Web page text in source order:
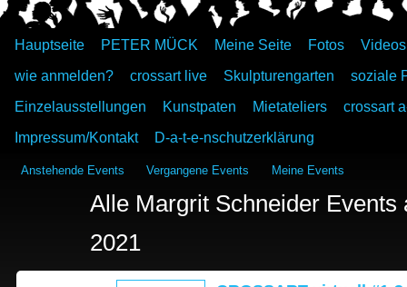
Hauptseite PETER MÜCK Meine Seite Fotos
Videos
wie anmelden?
crossart live Skulpturengarten
soziale
Einzelausstellungen
Kunstpaten Mietateliers
crossart
Impressum/Kontakt
D-a-t-e-nschutzerklärung
Anstehende Events Vergangene Events Meine Events
Alle Margrit Schneider
2021